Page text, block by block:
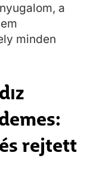
a
minden
rejtett